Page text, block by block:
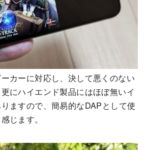
カーに対応し、決して悪くのない
にハイエンド製品にはほぼ無いイ
ますので、簡易的なDAPとして使
じます。